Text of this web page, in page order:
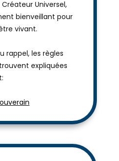
Universel,
bienveillant pour
vivant.
rappel, les règles
expliquées